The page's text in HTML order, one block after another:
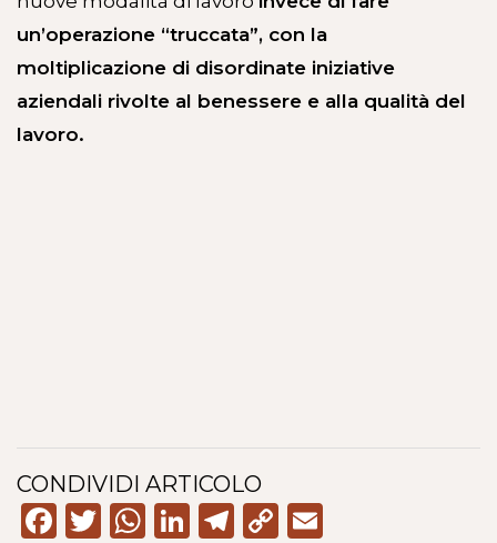
un’operazione “truccata”, con la
moltiplicazione di disordinate iniziative
aziendali rivolte al benessere e alla qualità del
lavoro.
CONDIVIDI ARTICOLO
Facebook
Twitter
WhatsApp
LinkedIn
Telegram
Copy